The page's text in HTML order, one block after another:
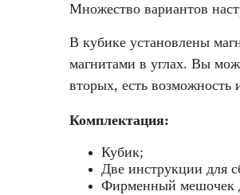
Множество вариантов
В кубике установлены
магнитами в углах. Вы
вторых, есть
Комплектация:
Кубик;
Две инструкции для
Фирменный мешочек